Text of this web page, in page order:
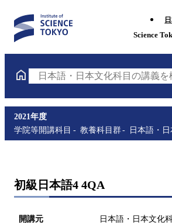
Science
日本語・日本文化科目の講義を
2021年度
学院等開講科目
教養科目群 日本語・
初級日本語4 4QA
開講元 日本語・日本文化